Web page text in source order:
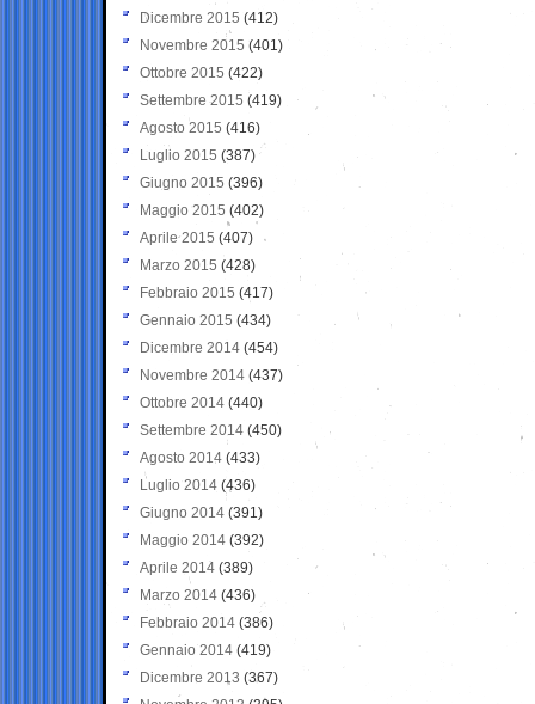
Dicembre 2015 (412)
Novembre 2015 (401)
Ottobre 2015 (422)
Settembre 2015 (419)
Agosto 2015 (416)
Luglio 2015 (387)
Giugno 2015 (396)
Maggio 2015 (402)
Aprile 2015 (407)
Marzo 2015 (428)
Febbraio 2015 (417)
Gennaio 2015 (434)
Dicembre 2014 (454)
Novembre 2014 (437)
Ottobre 2014 (440)
Settembre 2014 (450)
Agosto 2014 (433)
Luglio 2014 (436)
Giugno 2014 (391)
Maggio 2014 (392)
Aprile 2014 (389)
Marzo 2014 (436)
Febbraio 2014 (386)
Gennaio 2014 (419)
Dicembre 2013 (367)